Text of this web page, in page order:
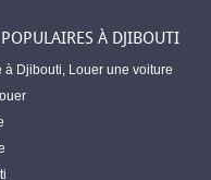
À DJIBOUTI
à Djibouti, Louer une voiture